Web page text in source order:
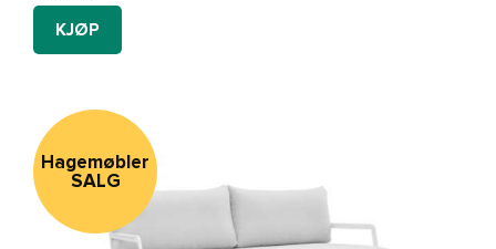
KJØP
Hagemøbler
SALG